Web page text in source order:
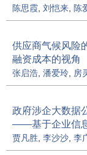
陈思霞 刘恺来 陈
供应商气候风险
融资成本的视角
张启浩 潘爱玲 房
政府涉企大数据
——基于企业信
贾凡胜 李沙沙 李